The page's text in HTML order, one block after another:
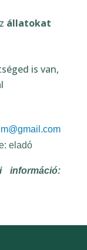
állatokat
is van,
eladó
információ: